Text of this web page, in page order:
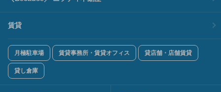
賃貸
月極駐車場 賃貸事務所・賃貸オフィス 貸店舗・店舗賃貸
貸し倉庫